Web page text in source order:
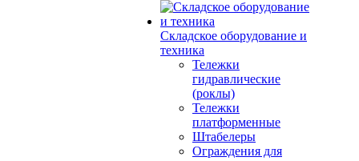
Складское оборудование и
техника
Тележки
гидравлические
(роклы)
Тележки
платформенные
Штабелеры
Ограждения для